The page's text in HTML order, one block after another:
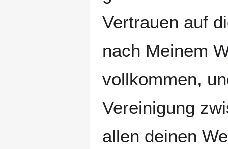
Vertrauen auf
nach Meinem
vollkommen,
Vereinigung
allen deinen